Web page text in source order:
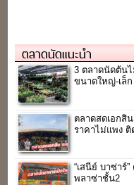
ตลาดนัดแนะนำ
3 ตลาดนัดต้น
ขนาดใหญ่-เล็
ตลาดสดเอกสิ
ราคาไม่แพง ติ
“เสนีย์ บาซ่าร์
พลาซ่าชั้น2